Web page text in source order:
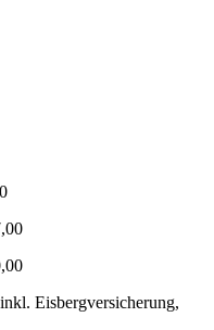
Eisbergversicherung,